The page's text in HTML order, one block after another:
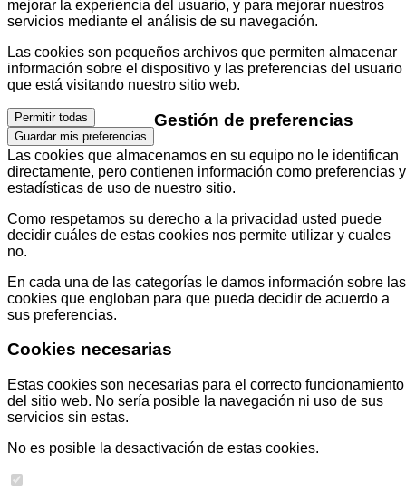
mejorar la experiencia del usuario, y para mejorar nuestros
servicios mediante el análisis de su navegación.
Las cookies son pequeños archivos que permiten almacenar
información sobre el dispositivo y las preferencias del usuario
que está visitando nuestro sitio web.
Permitir todas
Guardar mis preferencias
Gestión de preferencias
Las cookies que almacenamos en su equipo no le identifican
directamente, pero contienen información como preferencias y
estadísticas de uso de nuestro sitio.
Como respetamos su derecho a la privacidad usted puede
decidir cuáles de estas cookies nos permite utilizar y cuales
no.
En cada una de las categorías le damos información sobre las
cookies que engloban para que pueda decidir de acuerdo a
sus preferencias.
Cookies necesarias
Estas cookies son necesarias para el correcto funcionamiento
del sitio web. No sería posible la navegación ni uso de sus
servicios sin estas.
No es posible la desactivación de estas cookies.